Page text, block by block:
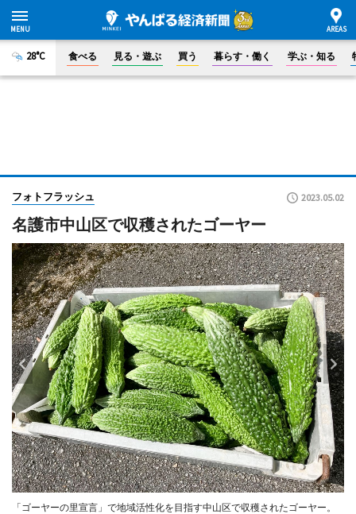
28°C 食べる 見る・遊ぶ 買う 暮らす・働く 学ぶ・知る
フォトフラッシュ 2023.05.02
名護市中山区で収穫されたゴーヤー
「ゴーヤーの里宣言」で地域活性化を目指す中山区で収穫されたゴーヤー。